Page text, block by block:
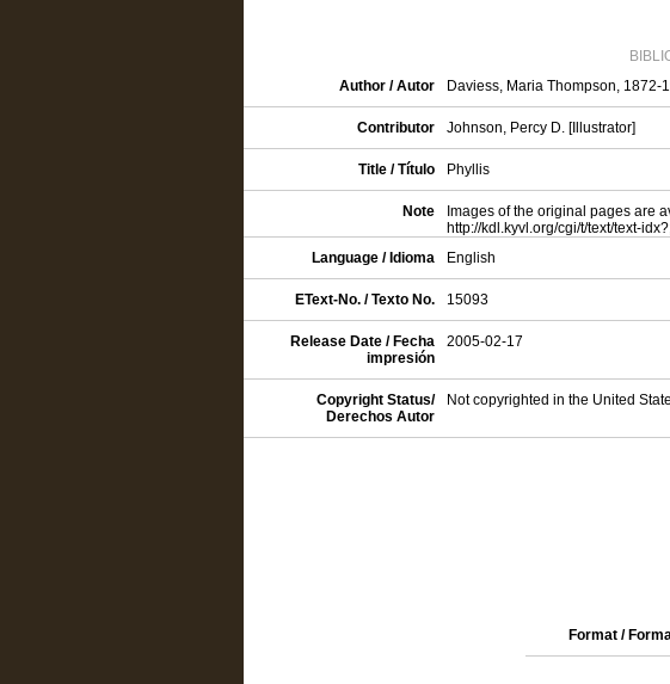
Author / Autor
Daviess, Maria Thompson, 1872-
Contributor Johnson, Percy D. [Illustrator]
Title / Título Phyllis
Note
Images of the original pages are
http://kdl.kyvl.org/cgi/t/text/text-
Language / Idioma
English
EText-No. / Texto No. 15093
Release Date / Fecha
impresión
2005-02-17
Copyright Status/
Derechos Autor
Not copyrighted in the United
Format /